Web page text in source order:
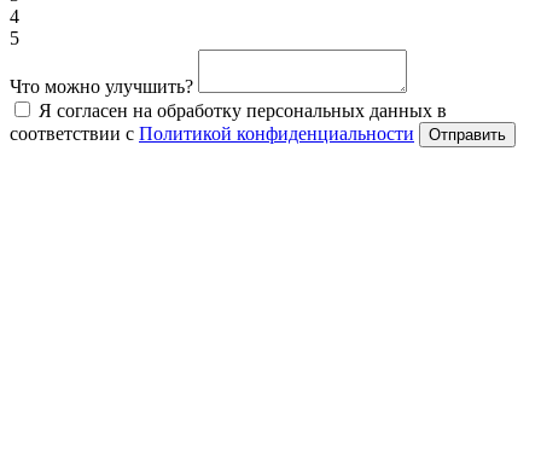
4
5
Что можно улучшить?
Я согласен на обработку персональных данных в
соответствии с Политикой конфиденциальности Отправить